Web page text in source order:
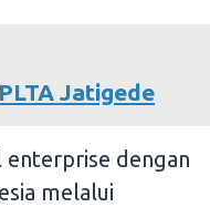
Jatigede
enterprise dengan
melalui